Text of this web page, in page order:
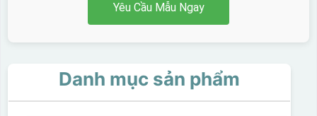
Yêu Cầu Mẫu Ngay
Danh mục sản phẩm